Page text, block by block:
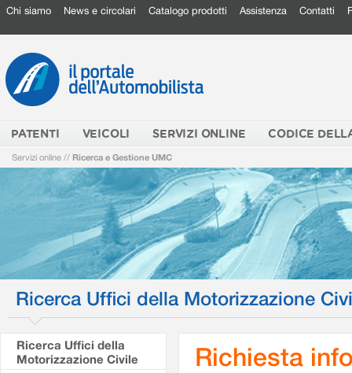
Chi siamo News e circolari Catalogo prodotti Assistenza Contatti
PATENTI VEICOLI SERVIZI ONLINE CODICE
Servizi online // Ricerca e Gestione UMC
Ricerca Uffici della Motorizzazione
Ricerca Uffici della
Motorizzazione Civile
Richiesta